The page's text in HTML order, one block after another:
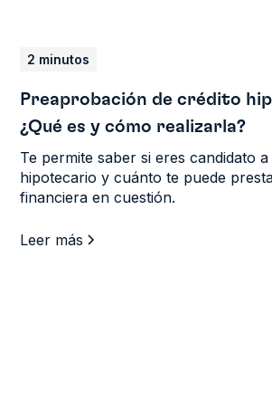
2 minutos
Preaprobación de crédito
¿Qué es y cómo realizarla?
Te permite saber si eres candidato
hipotecario y cuánto te puede
financiera en cuestión.
Leer más